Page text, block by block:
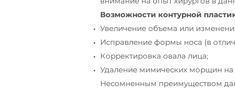
Возможности контурной
Увеличение объема или
Исправление формы носа (в
Корректировка овала лица;
Удаление мимических морщин на
Несомненным преимуществом